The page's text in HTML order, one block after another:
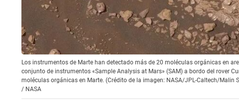
Los instrumentos de Marte han detectado más de 20 moléculas orgánicas en
conjunto de instrumentos «Sample Analysis at Mars» (SAM) a bordo del rover
moléculas orgánicas en Marte. (Crédito de la imagen: NASA/JPL-Caltech/Malin
/ NASA